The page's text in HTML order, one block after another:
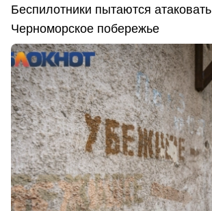
Беспилотники пытаются атаковать
Черноморское побережье